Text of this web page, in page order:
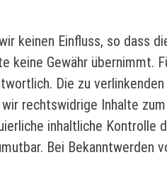
keinen Einfluss, so dass
keine Gewähr übernimmt.
Die zu
rechtswidrige Inhalte zum
inhaltliche Kontrolle
Bei Bekanntwerden